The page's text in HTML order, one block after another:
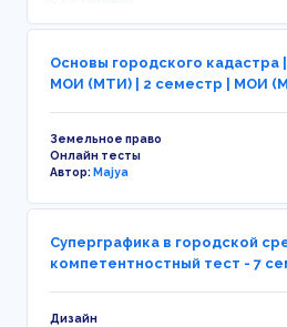
Основы городского кадастра |
МОИ (МТИ) | 2 семестр | МОИ
Земельное право
Онлайн тесты
Автор:Majya
Суперграфика в городской
компетентностный тест - 7
Дизайн